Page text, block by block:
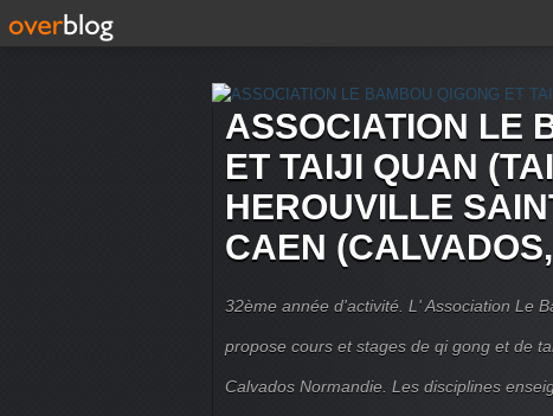
ASSOCIATION LE
ET TAIJI QUAN
HEROUVILLE
CAEN
32ème année d'activité. L' Association Le
propose cours et stages de qi gong et de
Calvados Normandie. Les disciplines